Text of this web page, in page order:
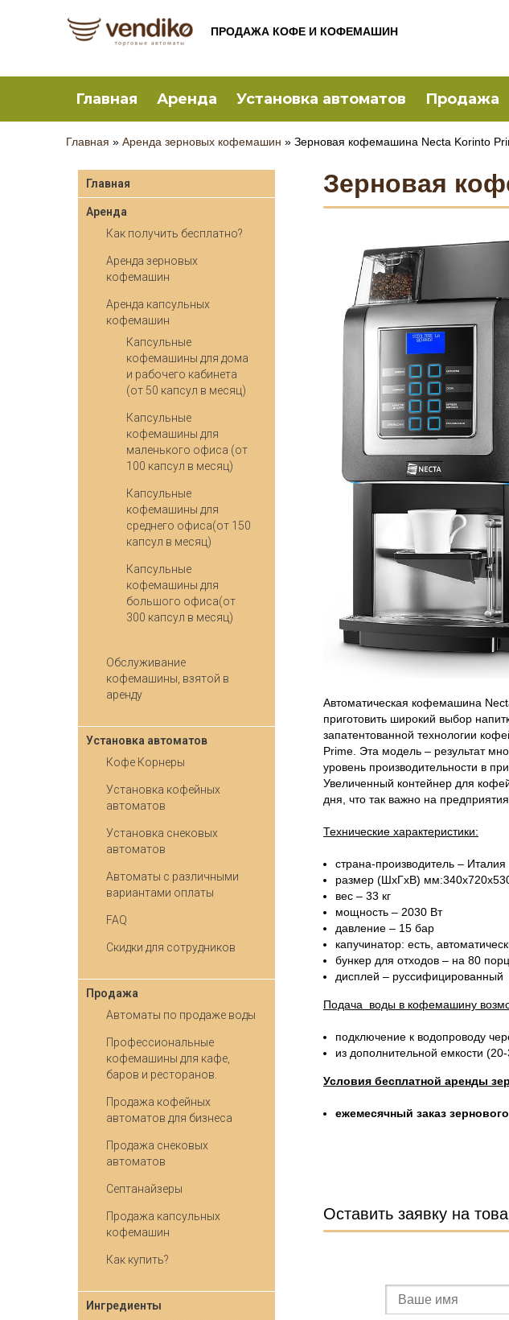
ПРОДАЖА КОФЕ И КОФЕМАШИН
Главная Аренда Установка автоматов Продажа
Главная » Аренда зерновых кофемашин » Зерновая кофемашина Necta Korinto
Зерновая
Автоматическая кофемашина
приготовить широкий выбор
запатентованной технологии
Prime. Эта модель – результат
уровень производительности в
Увеличенный контейнер для
дня, что так важно на
Технические характеристики:
cтрана-производитель – Италия
размер (ШxГxВ)
вес – 33 кг
мощность – 2030 Вт
давление – 15 бар
капучинатор: есть,
бункер для отходов – на 80
дисплей – руссифицированный
Подача воды в кофемашину
подключение к водопроводу
из дополнительной емкости
Условия бесплатной аренды
ежемесячный заказ
Оставить заявку на
Главная
Аренда
Как получить бесплатно?
Аренда зерновых
кофемашин
Аренда капсульных
кофемашин
Капсульные
кофемашины для дома
и рабочего кабинета
(от 50 капсул в месяц)
Капсульные
кофемашины для
маленького офиса (от
100 капсул в месяц)
Капсульные
кофемашины для
среднего офиса(от 150
капсул в месяц)
Капсульные
кофемашины для
большого офиса(от
300 капсул в месяц)
Обслуживание
кофемашины, взятой в
аренду
Установка автоматов
Кофе Корнеры
Установка кофейных
автоматов
Установка снековых
автоматов
Автоматы с различными
вариантами оплаты
FAQ
Скидки для сотрудников
Продажа
Автоматы по продаже воды
Профессиональные
кофемашины для кафе,
баров и ресторанов.
Продажа кофейных
автоматов для бизнеса
Продажа снековых
автоматов
Септанайзеры
Продажа капсульных
кофемашин
Как купить?
Ингредиенты